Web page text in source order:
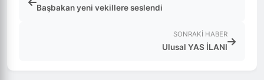
Başbakan yeni vekillere seslendi
SONRAKI HABER
Ulusal YAS İLANI